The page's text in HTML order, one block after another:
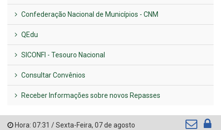
Confederação Nacional de Municípios - CNM
QEdu
SICONFI - Tesouro Nacional
Consultar Convênios
Receber Informações sobre novos Repasses
Hora: 07:31 /Sexta-Feira, 07 de agosto